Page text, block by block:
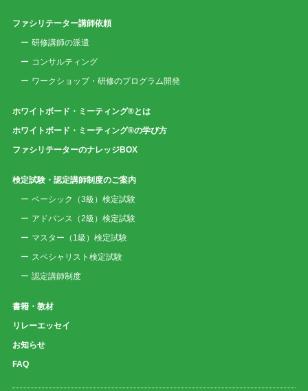
ファシリテーター講師依頼
研修講師の派遣
コンサルティング
ワークショップ・研修のプログラム開発
ホワイトボード・ミーティング®とは
ホワイトボード・ミーティング®の学び方
ファシリテーターのナレッジBOX
検定試験・認定講師制度のご案内
ベーシック（3級）検定試験
アドバンス（2級）検定試験
マスター（1級）検定試験
スペシャリスト検定試験
認定講師制度
書籍・教材
リレーエッセイ
お知らせ
FAQ